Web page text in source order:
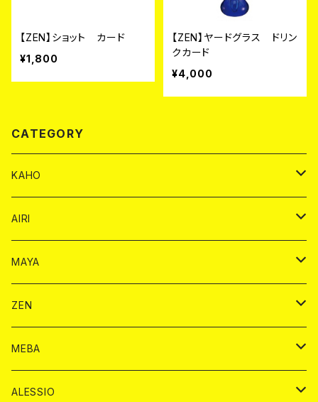
【ZEN】ショット カード
¥1,800
【ZEN】ヤードグラス ドリン
クカード
¥4,000
CATEGORY
KAHO
シャンパンカード
モエシャンドン カード
ヴーヴクリコ カード
BAIKA カード
ノーマル カード
プレミアム カード
ドリンク カード
１ドリンクカード
ショット
チェキ カード
チェキ １５００円
AIRI
シャンパン カード
モエシャンドン カード
ヴーヴクリコ カード
BAIKA カード
ノーマル カード
プレミアム カード
ドリンク カード
１ドリンク カード
チェキ カード
MAYA
ドリンク
1ドリンク
ショット
チェキ
BAIKA
ZEN
ドリンク
シャンパン
チェキ
MEBA
ドリンク
ALESSIO